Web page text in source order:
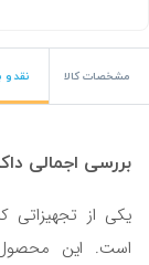
مشخصات کالا نقد
بررسی اجمالی داکت کف
یکی از
است. این